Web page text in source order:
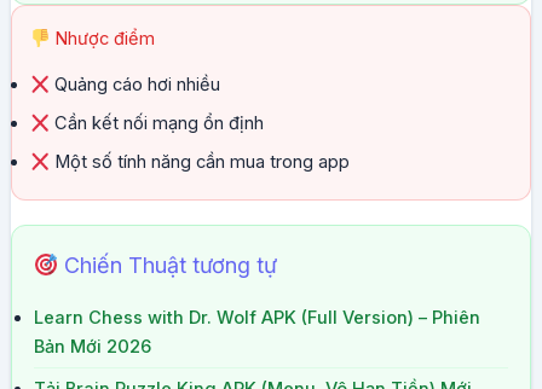
Nhược điểm
Quảng cáo hơi nhiều
Cần kết nối mạng ổn định
Một số tính năng cần mua trong app
Chiến Thuật tương tự
Learn Chess with Dr. Wolf APK (Full Version) – Phiên
Bản Mới 2026